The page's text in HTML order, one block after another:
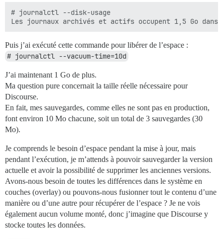
# journalctl --disk-usage
Puis j’ai exécuté cette commande pour libérer de l’espace :
# journalctl --vacuum-time=10d
J’ai maintenant 1 Go de plus.
Ma question pure concernait la taille réelle nécessaire pour
Discourse.
En fait, mes sauvegardes, comme elles ne sont pas en production,
font environ 10 Mo chacune, soit un total de 3 sauvegardes (30
Mo).
Je comprends le besoin d’espace pendant la mise à jour, mais
pendant l’exécution, je m’attends à pouvoir sauvegarder la version
actuelle et avoir la possibilité de supprimer les anciennes versions.
Avons-nous besoin de toutes les différences dans le système en
couches (overlay) ou pouvons-nous fusionner tout le contenu d’une
manière ou d’une autre pour récupérer de l’espace ? Je ne vois
également aucun volume monté, donc j’imagine que Discourse y
stocke toutes les données.